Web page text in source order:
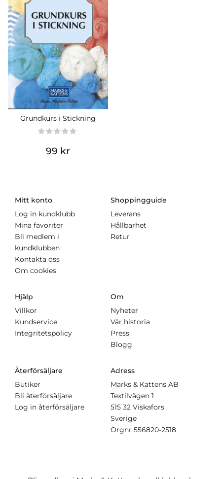
Grundkurs i Stickning
99 kr
Mitt konto
Log in kundklubb
Mina favoriter
Bli medlem i
kundklubben
Kontakta oss
Om cookies
Shoppingguide
Leverans
Hållbarhet
Retur
Hjälp
Villkor
Kundservice
Integritetspolicy
Om
Nyheter
Vår historia
Press
Blogg
Återförsäljare
Butiker
Bli återförsäljare
Log in återförsäljare
Adress
Marks & Kattens AB
Textilvägen 1
515 32 Viskafors
Sverige
Orgnr 556820-2518